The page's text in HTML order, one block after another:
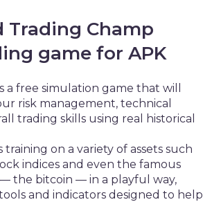
Trading Champ
game for APK
a free simulation game that will
risk management, technical
trading skills using real historical
training on a variety of assets such
indices and even the famous
the bitcoin — in a playful way,
and indicators designed to help